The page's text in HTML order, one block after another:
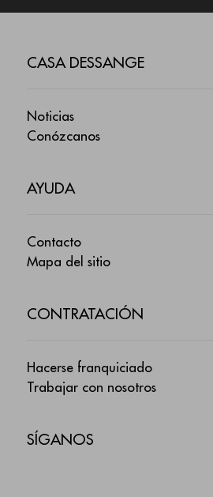
CASA DESSANGE
Noticias
Conózcanos
AYUDA
Contacto
Mapa del sitio
CONTRATACIÓN
Hacerse franquiciado
Trabajar con nosotros
SÍGANOS